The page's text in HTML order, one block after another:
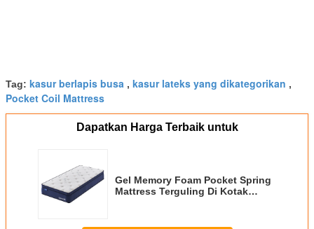
Tag: kasur berlapis busa , kasur lateks yang dikategorikan ,
Pocket Coil Mattress
Dapatkan Harga Terbaik untuk
Gel Memory Foam Pocket Spring
Mattress Terguling Di Kotak